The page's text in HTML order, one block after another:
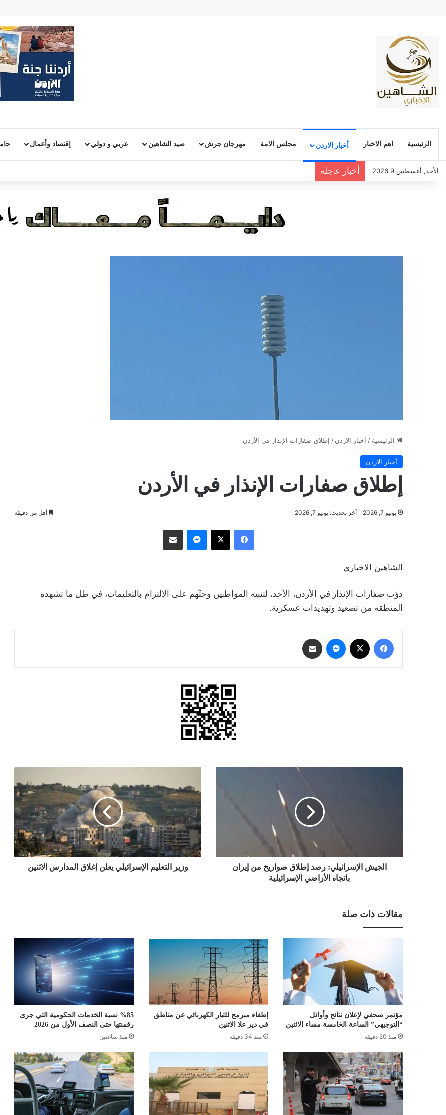
الرئيسية اهم الاخبار أخبار الاردن مجلس الامة مهرجان جرش صيد الشاهين عربي و دولي إقتصاد وأعمال
الأحد, أغسطس 9 2026 أخبار عاجلة
الرئيسية / أخبار الاردن / إطلاق صفارات الإنذار في الأردن
أخبار الاردن
إطلاق صفارات الإنذار في الأردن
يونيو 7, 2026 آخر تحديث: يونيو 7, 2026 أقل من دقيقة
فيسبوك ‫X ماسنجر مشاركة عبر البريد
الشاهين الاخباري
دوّت صفارات الإنذار في الأردن، الأحد، لتنبيه المواطنين وحثّهم على الالتزام بالتعليمات، في ظل ما تشهده
المنطقة من تصعيد وتهديدات عسكرية.
فيسبوك ماسنجر
الأراضي
الإسرائيليةالجيش الإسرائيلي: رصد إطلاق صواريخ من إيران
باتجاه الأراضي الإسرائيلية
الإسرائيلي
يعلن
إغلاق
المدارس
الاثنين
وزير التعليم الإسرائيلي يعلن إغلاق المدارس الاثنين
مقالات ذات صلة
مؤتمر صحفي لإعلان نتائج وأوائل
“التوجيهي” الساعة الخامسة مساء الاثنين
منذ 20 دقيقة
إطفاء مبرمج للتيار الكهربائي عن مناطق
في دير علا الاثنين
منذ 34 دقيقة
%85 نسبة الخدمات الحكومية التي جرى
رقمنتها حتى النصف الأول من 2026
منذ ساعتين